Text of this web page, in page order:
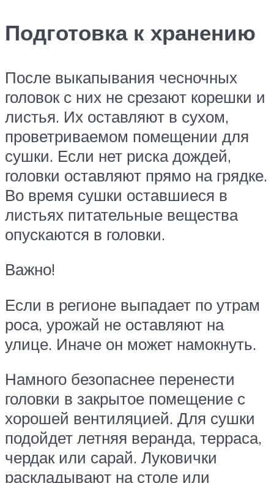
Подготовка к хранению
После выкапывания чесночных
головок с них не срезают корешки и
листья. Их оставляют в сухом,
проветриваемом помещении для
сушки. Если нет риска дождей,
головки оставляют прямо на грядке.
Во время сушки оставшиеся в
листьях питательные вещества
опускаются в головки.
Важно!
Если в регионе выпадает по утрам
роса, урожай не оставляют на
улице. Иначе он может намокнуть.
Намного безопаснее перенести
головки в закрытое помещение с
хорошей вентиляцией. Для сушки
подойдет летняя веранда, терраса,
чердак или сарай. Луковички
раскладывают на столе или